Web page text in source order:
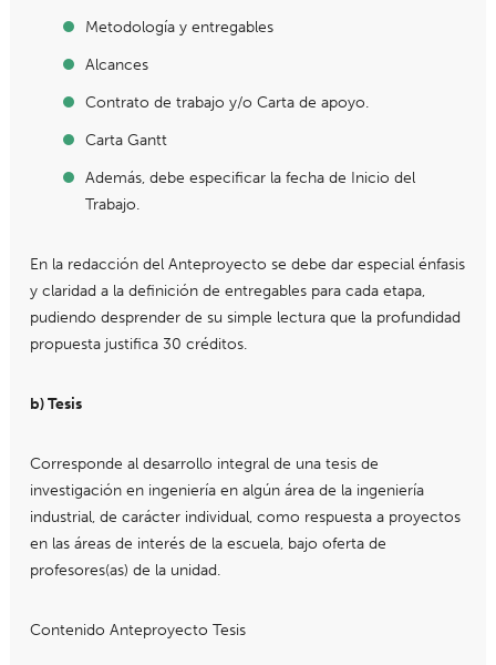
Metodología y entregables
Alcances
Contrato de trabajo y/o Carta de apoyo.
Carta Gantt
Además, debe especificar la fecha de Inicio del
Trabajo.
En la redacción del Anteproyecto se debe dar especial énfasis
y claridad a la definición de entregables para cada etapa,
pudiendo desprender de su simple lectura que la profundidad
propuesta justifica 30 créditos.
b) Tesis
Corresponde al desarrollo integral de una tesis de
investigación en ingeniería en algún área de la ingeniería
industrial, de carácter individual, como respuesta a proyectos
en las áreas de interés de la escuela, bajo oferta de
profesores(as) de la unidad.
Contenido Anteproyecto Tesis